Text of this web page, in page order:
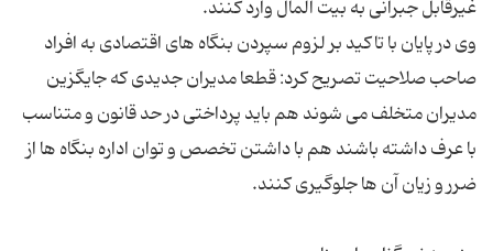
وی در پایان با تاکید بر لزوم سپردن بنگاه های اقتصادی به افراد
صاحب صلاحیت تصریح کرد: قطعا مدیران جدیدی که جایگزین
مدیران متخلف می شوند هم باید پرداختی در حد قانون و متناسب
با عرف داشته باشند هم با داشتن تخصص و توان اداره بنگاه ها از